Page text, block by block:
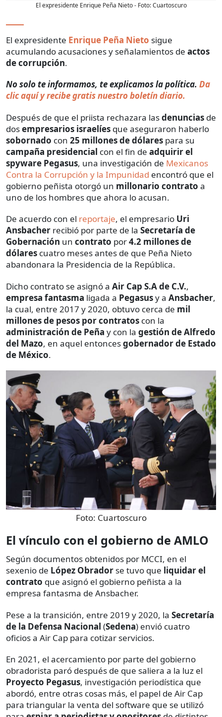
El expresidente Enrique Peña Nieto- Foto:Cuartoscuro
El expresidente Enrique Peña Nieto sigue
acumulando acusaciones y señalamientos de actos
de corrupción.
No solo te informamos, te explicamos la política. Da
clic aquí y recibe gratis nuestro boletín diario.
Después de que el priista rechazara lasdenuncias de
dosempresarios israelíes que aseguraron haberlo
sobornado con 25 millones de dólares para su
campaña presidencial con el fin de adquirir el
spyware Pegasus, una investigación de Mexicanos
Contra la Corrupción y la Impunidad encontró que el
gobierno peñista otorgó un millonario contrato a
uno de los hombres que ahora lo acusan.
De acuerdo con el reportaje, el empresario Uri
Ansbacher recibió por parte de la Secretaría de
Gobernación un contrato por4.2 millones de
dólares cuatro meses antes de que Peña Nieto
abandonara la Presidencia de la República.
Dicho contrato se asignó a Air Cap S.A de C.V.,
empresa fantasma ligada a Pegasusy a Ansbacher,
la cual, entre 2017 y 2020, obtuvo cerca de mil
millones de pesos por contratos con la
administración de Peña y con la gestión de Alfredo
del Mazo, en aquel entoncesgobernador de Estado
de México.
Foto: Cuartoscuro
El vínculo con el gobierno de AMLO
Según documentos obtenidos por MCCI, en el
sexenio de López Obrador se tuvo que liquidar el
contrato que asignó el gobierno peñista a la
empresa fantasma de Ansbacher.
Pese a la transición, entre 2019 y 2020, la Secretaría
de la Defensa Nacional (Sedena) envió cuatro
oficios a Air Cap para cotizar servicios.
En 2021, el acercamiento por parte del gobierno
obradorista paró después de que saliera a la luz el
Proyecto Pegasus, investigación periodística que
abordó, entre otras cosas más, el papel de Air Cap
para triangular la venta del software que se utilizó